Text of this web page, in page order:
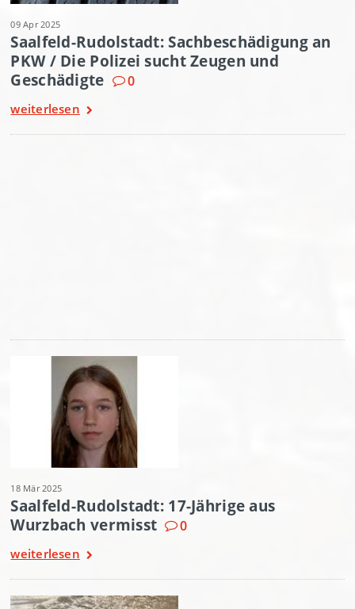
09 Apr 2025
Saalfeld-Rudolstadt: Sachbeschädigung an
PKW / Die Polizei sucht Zeugen und
Geschädigte
0
weiterlesen
18 Mär 2025
Saalfeld-Rudolstadt: 17-Jährige aus
Wurzbach vermisst
0
weiterlesen